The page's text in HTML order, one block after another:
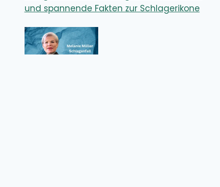
und spannende Fakten zur Schlagerikone